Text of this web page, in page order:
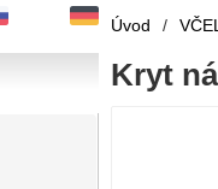
Úvod /
Kryt